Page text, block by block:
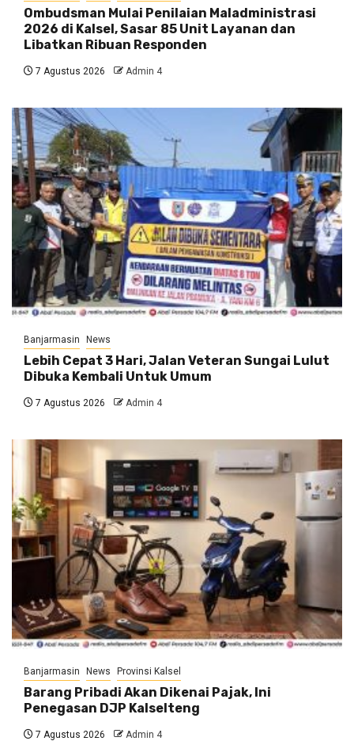
Ombudsman Mulai Penilaian Maladministrasi
2026 di Kalsel, Sasar 85 Unit Layanan dan
Libatkan Ribuan Responden
7 Agustus 2026 Admin 4
Banjarmasin News
Lebih Cepat 3 Hari, Jalan Veteran Sungai Lulut
Dibuka Kembali Untuk Umum
7 Agustus 2026 Admin 4
Banjarmasin News Provinsi Kalsel
Barang Pribadi Akan Dikenai Pajak, Ini
Penegasan DJP Kalselteng
7 Agustus 2026 Admin 4